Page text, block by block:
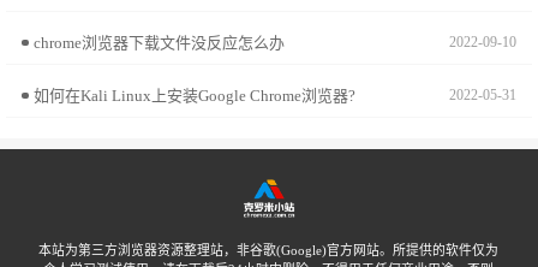
chrome浏览器下载文件没反应怎么办 2022-09-10
如何在Kali Linux上安装Google Chrome浏览器? 2022-05-31
本站为第三方浏览器资源整理站，非谷歌(Google)官方网站。所提供的软件仅为